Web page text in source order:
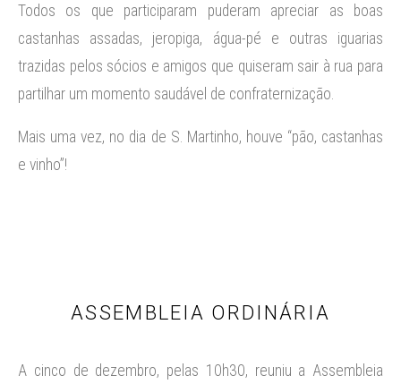
Todos os que participaram puderam apreciar as boas
castanhas assadas, jeropiga, água-pé e outras iguarias
trazidas pelos sócios e amigos que quiseram sair à rua para
partilhar um momento saudável de confraternização.
Mais uma vez, no dia de S. Martinho, houve “pão, castanhas
e vinho”!
ASSEMBLEIA ORDINÁRIA
A cinco de dezembro, pelas 10h30, reuniu a Assembleia